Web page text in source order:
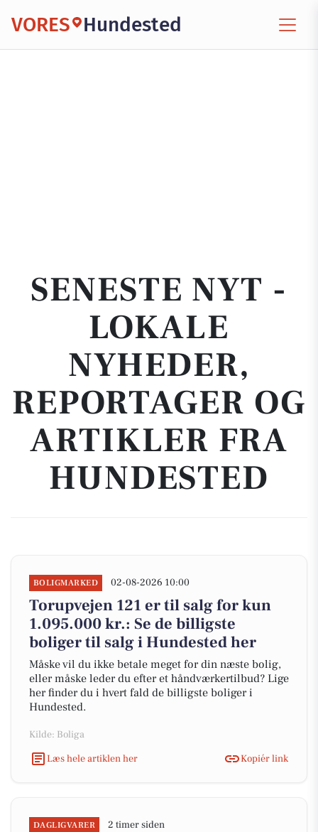
VORES Hundested
SENESTE NYT -
LOKALE
NYHEDER,
REPORTAGER OG
ARTIKLER FRA
HUNDESTED
BOLIGMARKED 02-08-2026 10:00
Torupvejen 121 er til salg for kun
1.095.000 kr.: Se de billigste
boliger til salg i Hundested her
Måske vil du ikke betale meget for din næste bolig,
eller måske leder du efter et håndværkertilbud? Lige
her finder du i hvert fald de billigste boliger i
Hundested.
Kilde: Boliga
Læs hele artiklen her
Kopiér link
DAGLIGVARER 2 timer siden